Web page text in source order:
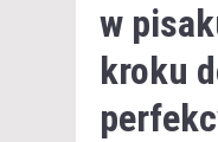
w
kroku